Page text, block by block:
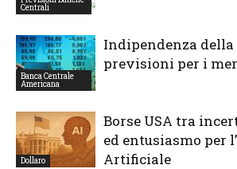
Centrali
Banca Centrale
Americana
Indipendenza della
previsioni per i
Dollaro
Borse USA tra
ed entusiasmo per
Artificiale